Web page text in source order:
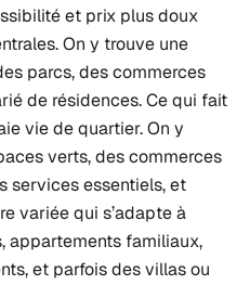
et prix plus doux
On y trouve une
parcs, des commerces
de résidences.Ce qui fait
vie de quartier. On y
verts, des commerces
services essentiels, et
variée qui s’adapte à
appartements familiaux,
et parfois des villas ou